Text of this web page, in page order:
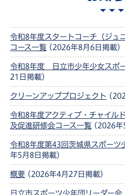
令和8年度スタートコーチ（ジュ
コース一覧 (2026年8月6日掲載)
令和8年度 日立市少年少女スポ
21日掲載)
クリーンアッププロジェクト
令和8年度アクティブ・チャイル
及促進研修会コース一覧 (2026年
令和8年度第43回茨城県スポーツ
年5月8日掲載)
概要 (2026年4月27日掲載)
日立市スポーツ少年団リーダー会